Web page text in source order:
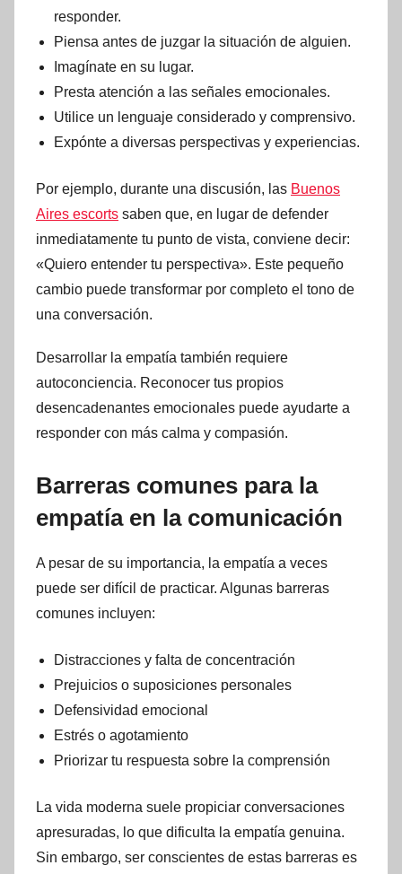
responder.
Piensa antes de juzgar la situación de alguien.
Imagínate en su lugar.
Presta atención a las señales emocionales.
Utilice un lenguaje considerado y comprensivo.
Expónte a diversas perspectivas y experiencias.
Por ejemplo, durante una discusión, las Buenos
Aires escorts saben que, en lugar de defender
inmediatamente tu punto de vista, conviene decir:
«Quiero entender tu perspectiva». Este pequeño
cambio puede transformar por completo el tono de
una conversación.
Desarrollar la empatía también requiere
autoconciencia. Reconocer tus propios
desencadenantes emocionales puede ayudarte a
responder con más calma y compasión.
Barreras comunes para la
empatía en la comunicación
A pesar de su importancia, la empatía a veces
puede ser difícil de practicar. Algunas barreras
comunes incluyen:
Distracciones y falta de concentración
Prejuicios o suposiciones personales
Defensividad emocional
Estrés o agotamiento
Priorizar tu respuesta sobre la comprensión
La vida moderna suele propiciar conversaciones
apresuradas, lo que dificulta la empatía genuina.
Sin embargo, ser conscientes de estas barreras es